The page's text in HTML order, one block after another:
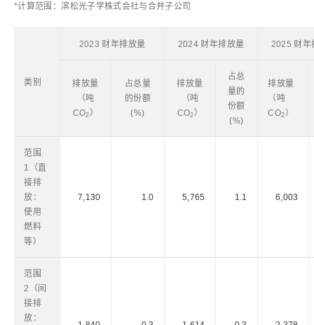
*计算范围：滨松光子学株式会社与合并子公司
类别
2023 财年排放量 2024 财年排放量 2025 财年
排放量
（吨
CO2 ）
占总量
的份额
(%)
排放量
（吨
CO2 ）
占总
量的
份额
(%)
排放量
（吨
CO2 ）
范围
1（直
接排
放：
使用
燃料
等）
7,130 1.0 5,765 1.1 6,003
范围
2（间
接排
放：